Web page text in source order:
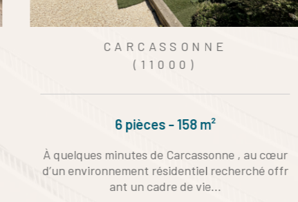
CARCASSONNE
(11000)
356 m²
Sur les hauteurs de Carcassonne, parcelle con
structible de 356m², clos de mur. Viabilité en b
ordure de parcelle....